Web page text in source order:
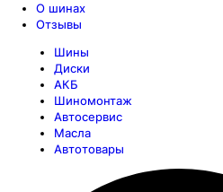
О шинах
Отзывы
Шины
Диски
АКБ
Шиномонтаж
Автосервис
Масла
Автотовары